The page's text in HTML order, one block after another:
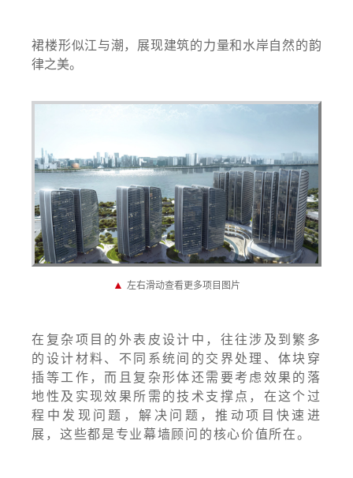
裙楼形似江与潮，展现建筑的力量和水岸自然的韵
律之美。
▲ 左右滑动查看更多项目图片
在复杂项目的外表皮设计中，往往涉及到繁多
的设计材料、不同系统间的交界处理、体块穿
插等工作，而且复杂形体还需要考虑效果的落
地性及实现效果所需的技术支撑点，在这个过
程中发现问题，解决问题，推动项目快速进
展，这些都是专业幕墙顾问的核心价值所在。